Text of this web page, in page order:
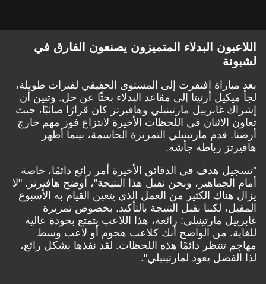
اللاعبون البدلاء المتميزون يصنعون الفارق في
لشبونة
بعد مباراة افتقرت إلى المستوى الحقيقي لفترات طويلة،
لجأ ميكيل أرتيتا إلى مقاعد البدلاء بحثًا عن حل. وتبين أن
إشراك غابرييل مارتينيلي وهافيرتز كان قرارًا صائبًا، حيث
تعاون الاثنان في اللحظات الأخيرة لانتزاع فوز مهم خارج
أرضنا. قدم مارتينيلي التمريرة الحاسمة، بينما أظهر
هافيرتز رباطة جأشه.
"تسجيل هدف في الدقائق الأخيرة أمر رائع دائمًا، خاصة
أمام الجماهير، ونحن نقبل هذا النتيجة"، أوضح هافيرتز. "لا
يزال هناك الكثير من العمل الذي يتعين القيام به الأسبوع
المقبل، لكننا نقبل النتيجة بالتأكيد. بخصوص تمريرة
غابرييل مارتينيلي: رائعة، هذا اللاعب يتمتع بجودة عالية
للغاية. من الواضح أنك كلاعب هجوم أو لاعب وسط
مهاجم تنتظر دائمًا هذه اللحظات. لقد نفذها بشكل رائع،
لذا الفضل يعود لمارتينيلي".